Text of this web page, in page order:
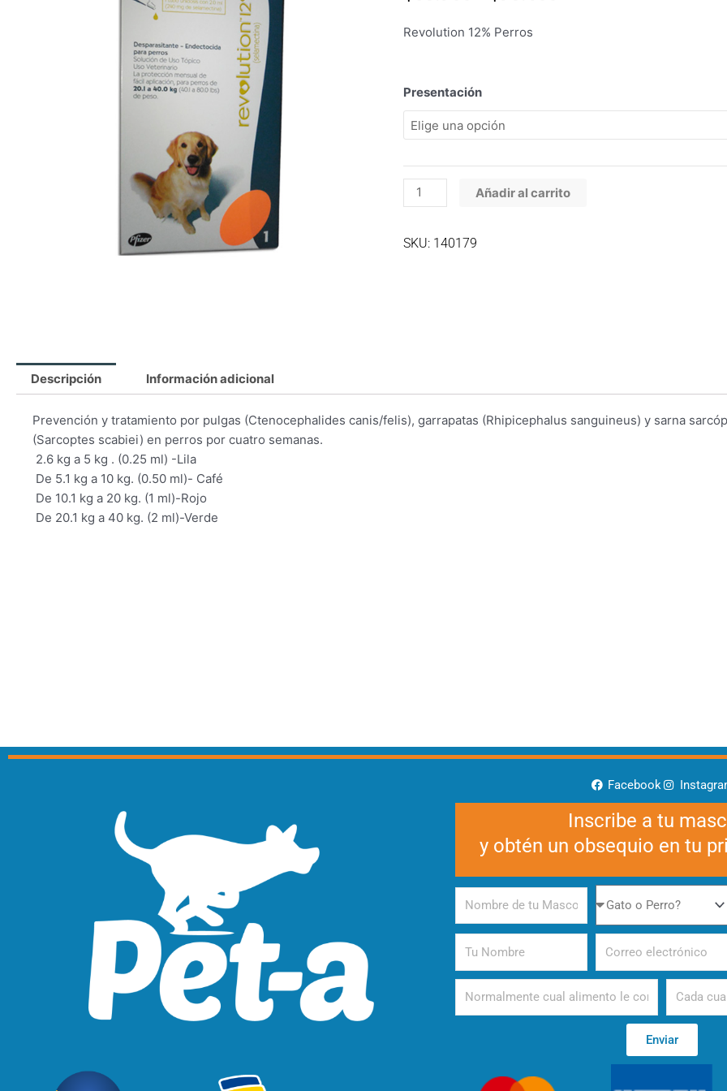
$73.100
Revolution 12% Perros
Presentación
Revolution
12
%
cantidad
Añadir al carrito
SKU: 140179
Descripción Información adicional
Prevención y tratamiento por pulgas (Ctenocephalides canis/felis), garrapatas (Rhipicephalus sanguineus) y sarna
(Sarcoptes scabiei) en perros por cuatro semanas.
 2.6 kg a 5 kg . (0.25 ml) -Lila
 De 5.1 kg a 10 kg. (0.50 ml)- Café
 De 10.1 kg a 20 kg. (1 ml)-Rojo
 De 20.1 kg a 40 kg. (2 ml)-Verde
Facebook
Inscribe a tu
y obtén un obsequio en tu
de
tu
Mascota
Perro
Alimento
Enviar